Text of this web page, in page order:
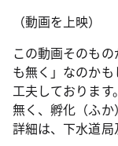
（動画を上映）
この動画そのもの
も無く」なのか
工夫しておりま
無く、孵化（ふか
詳細は、下水道局